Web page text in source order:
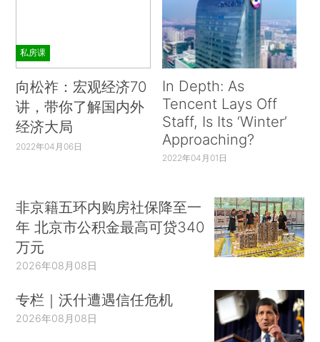
私房课
向松祚：宏观经济70
讲，带你了解国内外
经济大局
2022年04月06日
In Depth: As
Tencent Lays Off
Staff, Is Its ‘Winter’
Approaching?
2022年04月01日
非京籍五环内购房社保降至一
年 北京市公积金最高可贷340
万元
2026年08月08日
专栏｜沃什遭遇信任危机
2026年08月08日